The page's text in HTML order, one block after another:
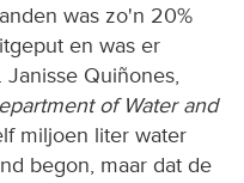
was zo'n 20%
en was er
Quiñones,
of Water and
miljoen liter water
begon, maar dat de